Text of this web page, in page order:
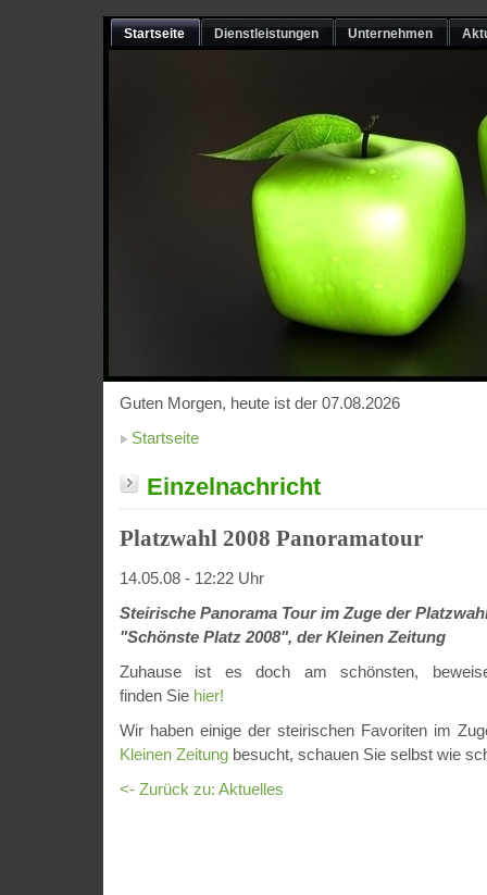
Startseite Dienstleistungen Unternehmen
Guten Morgen, heute ist der 07.08.2026
Startseite
Einzelnachricht
Platzwahl 2008 Panoramatour
14.05.08 - 12:22 Uhr
Steirische Panorama Tour im Zuge der
"Schönste Platz 2008", der Kleinen Zeitung
Zuhause ist es doch am schönsten,
finden Sie hier!
Wir haben einige der steirischen Favoriten im
Kleinen Zeitung besucht, schauen Sie selbst wie
<- Zurück zu: Aktuelles